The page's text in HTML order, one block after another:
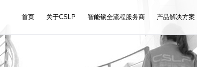
首页 关于CSLP 智能锁全流程服务商 产品解决方案